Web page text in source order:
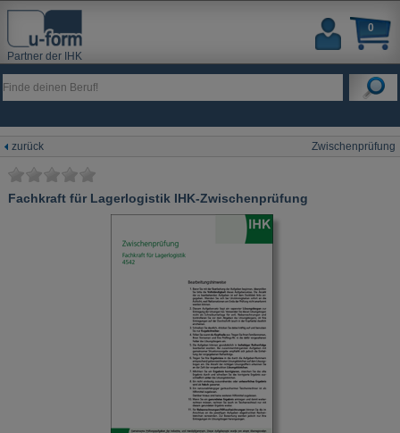
Partner der IHK
0
zurück Zwischenprüfung
Fachkraft für Lagerlogistik IHK-Zwischenprüfung